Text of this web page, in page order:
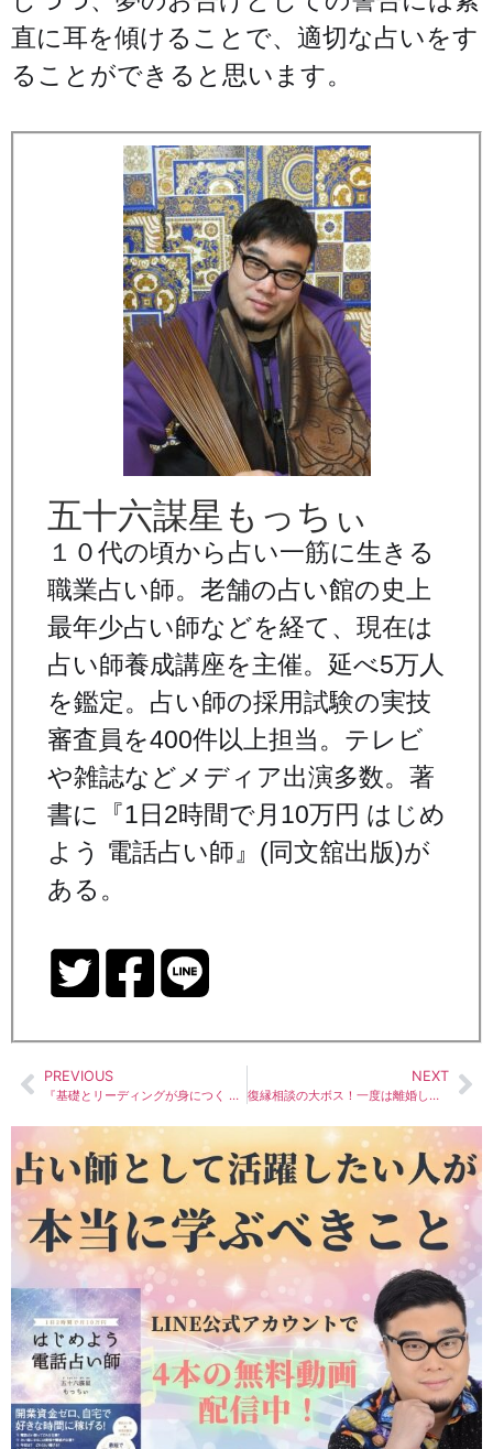
直に耳を傾けることで、適切な占いをす
ることができると思います。
五十六謀星もっちぃ
１０代の頃から占い一筋に生きる
職業占い師。老舗の占い館の史上
最年少占い師などを経て、現在は
占い師養成講座を主催。延べ5万人
を鑑定。占い師の採用試験の実技
審査員を400件以上担当。テレビ
や雑誌などメディア出演多数。著
書に『1日2時間で月10万円 はじめ
よう 電話占い師』(同文舘出版)が
ある。
PREVIOUS
『基礎とリーディングが身につく タロットLESSON BOOK』の紹介と感想
NEXT
復縁相談の大ボス！一度は離婚した相手との再婚を考える